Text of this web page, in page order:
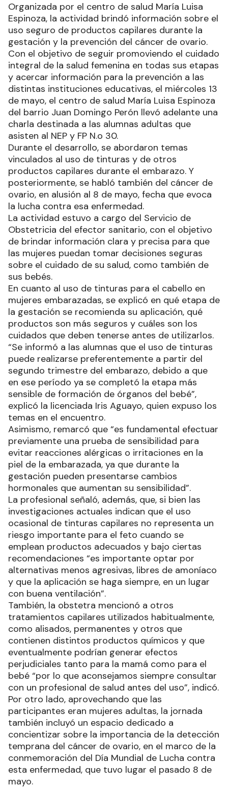
Organizada por el centro de salud María Luisa
Espinoza, la actividad brindó información sobre el
uso seguro de productos capilares durante la
gestación y la prevención del cáncer de ovario.
Con el objetivo de seguir promoviendo el cuidado
integral de la salud femenina en todas sus etapas
y acercar información para la prevención a las
distintas instituciones educativas, el miércoles 13
de mayo, el centro de salud María Luisa Espinoza
del barrio Juan Domingo Perón llevó adelante una
charla destinada a las alumnas adultas que
asisten al NEP y FP N.o 30.
Durante el desarrollo, se abordaron temas
vinculados al uso de tinturas y de otros
productos capilares durante el embarazo. Y
posteriormente, se habló también del cáncer de
ovario, en alusión al 8 de mayo, fecha que evoca
la lucha contra esa enfermedad.
La actividad estuvo a cargo del Servicio de
Obstetricia del efector sanitario, con el objetivo
de brindar información clara y precisa para que
las mujeres puedan tomar decisiones seguras
sobre el cuidado de su salud, como también de
sus bebés.
En cuanto al uso de tinturas para el cabello en
mujeres embarazadas, se explicó en qué etapa de
la gestación se recomienda su aplicación, qué
productos son más seguros y cuáles son los
cuidados que deben tenerse antes de utilizarlos.
“Se informó a las alumnas que el uso de tinturas
puede realizarse preferentemente a partir del
segundo trimestre del embarazo, debido a que
en ese período ya se completó la etapa más
sensible de formación de órganos del bebé”,
explicó la licenciada Iris Aguayo, quien expuso los
temas en el encuentro.
Asimismo, remarcó que “es fundamental efectuar
previamente una prueba de sensibilidad para
evitar reacciones alérgicas o irritaciones en la
piel de la embarazada, ya que durante la
gestación pueden presentarse cambios
hormonales que aumentan su sensibilidad”.
La profesional señaló, además, que, si bien las
investigaciones actuales indican que el uso
ocasional de tinturas capilares no representa un
riesgo importante para el feto cuando se
emplean productos adecuados y bajo ciertas
recomendaciones “es importante optar por
alternativas menos agresivas, libres de amoníaco
y que la aplicación se haga siempre, en un lugar
con buena ventilación”.
También, la obstetra mencionó a otros
tratamientos capilares utilizados habitualmente,
como alisados, permanentes y otros que
contienen distintos productos químicos y que
eventualmente podrían generar efectos
perjudiciales tanto para la mamá como para el
bebé “por lo que aconsejamos siempre consultar
con un profesional de salud antes del uso”, indicó.
Por otro lado, aprovechando que las
participantes eran mujeres adultas, la jornada
también incluyó un espacio dedicado a
concientizar sobre la importancia de la detección
temprana del cáncer de ovario, en el marco de la
conmemoración del Día Mundial de Lucha contra
esta enfermedad, que tuvo lugar el pasado 8 de
mayo.